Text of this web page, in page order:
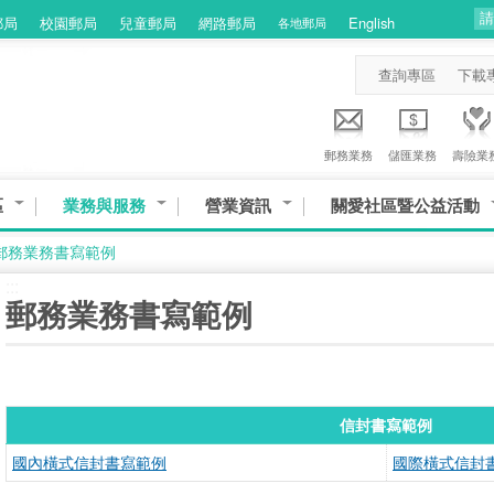
校園郵局 兒童郵局 網路郵局 各地郵局 English
查詢專區 下載
郵務業務 儲匯業務 壽險業
業務與服務 營業資訊 關愛社區暨公益活動
務業務書寫範例
郵務業務書寫範例
信封書寫範例
國內橫式信封書寫範例
國際橫式信封